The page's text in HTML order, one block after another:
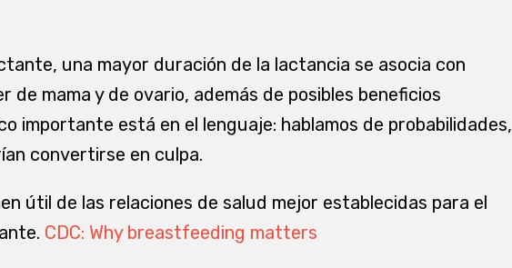
una mayor duración de la lactancia se asocia con
de mama y de ovario, además de posibles beneficios
importante está en el lenguaje: hablamos de probabilidades,
convertirse en culpa.
útil de las relaciones de salud mejor establecidas para el
CDC: Why breastfeeding matters